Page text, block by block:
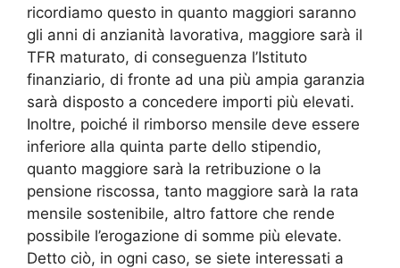
ricordiamo questo in quanto maggiori saranno
gli anni di anzianità lavorativa, maggiore sarà il
TFR maturato, di conseguenza l’Istituto
finanziario, di fronte ad una più ampia garanzia
sarà disposto a concedere importi più elevati.
Inoltre, poiché il rimborso mensile deve essere
inferiore alla quinta parte dello stipendio,
quanto maggiore sarà la retribuzione o la
pensione riscossa, tanto maggiore sarà la rata
mensile sostenibile, altro fattore che rende
possibile l’erogazione di somme più elevate.
Detto ciò, in ogni caso, se siete interessati a